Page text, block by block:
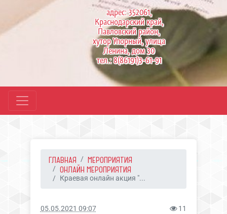
адрес: 352061,
Краснодарский край,
Павловский район,
хутор Упорный, улица
Ленина, дом 30
тел.: 8(86191)3-61-91
ГЛАВНАЯ
МЕРОПРИЯТИЯ
ОНЛАЙН МЕРОПРИЯТИЯ
Краевая онлайн акция "...
05.05.2021 09:07 11